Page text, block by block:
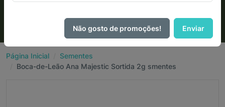
Página Inicial
Sementes
Boca-de-Leão Ana Majestic Sortida 2g smentes
Não gosto de promoções! Enviar